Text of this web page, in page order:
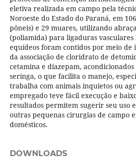
eletiva realizada em campo pela
Noroeste do Estado do Paraná, em
pôneis) e 29 muares, utilizando
(poliamida) para ligaduras vasculares
equídeos foram contidos por meio de
da associação de cloridrato de
cetamina e diazepam,
seringa, o que facilita o manejo,
trabalha com animais inquietos ou
empregado teve fácil execução e
resultados permitem sugerir seu uso
outras pequenas cirurgias de campo
domésticos.
DOWNLOADS